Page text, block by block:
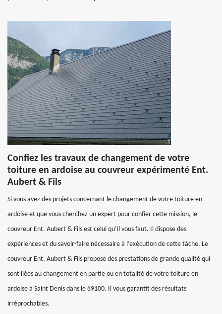
Confiez les travaux de changement de votre
toiture en ardoise au couvreur expérimenté Ent.
Aubert & Fils
Si vous avez des projets concernant le changement de votre toiture en
ardoise et que vous cherchez un expert pour confier cette mission, le
couvreur Ent. Aubert & Fils est celui qu’il vous faut. Il dispose des
expériences et du savoir-faire nécessaire à l’exécution de cette tâche. Le
couvreur Ent. Aubert & Fils propose des prestations de grande qualité qui
sont liées au changement en partie ou en totalité de votre toiture en
ardoise à Saint Denis dans le 89100. Il vous garantit des résultats
irréprochables.